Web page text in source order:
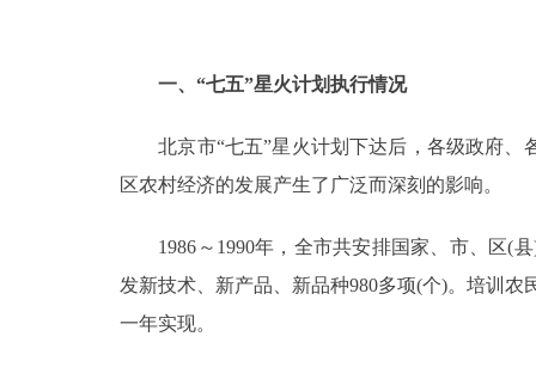
中介服务
政民互动
参与调查
一、“七五”星火计划执行情况
北京市“七五”星火计划下达后，各级政府、
区农村经济的发展产生了广泛而深刻的影响。
1986～1990年，全市共安排国家、市、区(县)
发新技术、新产品、新品种980多项(个)。培训
一年实现。